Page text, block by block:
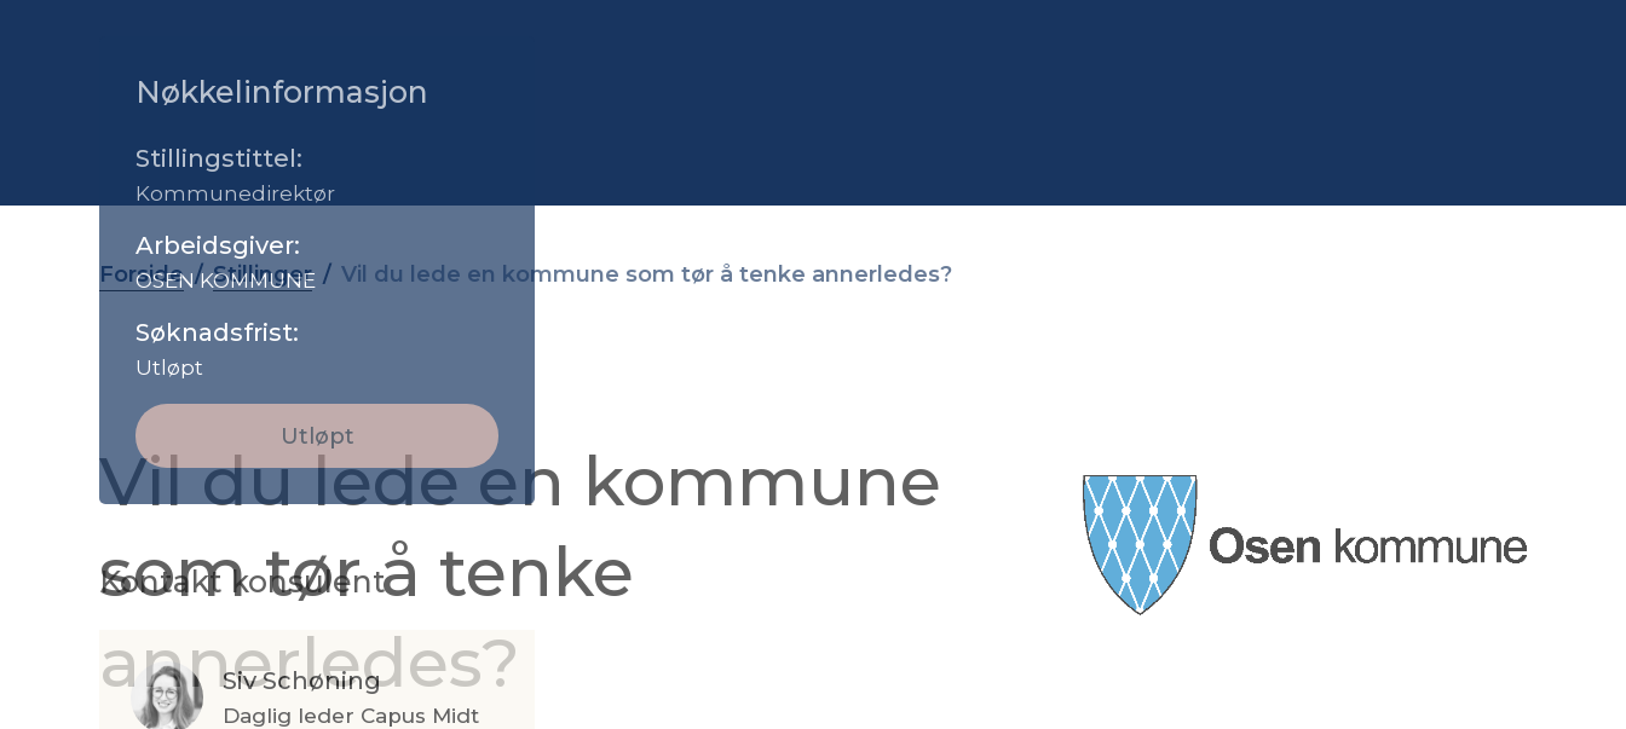
Forside Stillinger Vil du lede en kommune som tør å tenke annerledes?
Vil du lede en kommune
som tør å tenke
annerledes?
Nøkkelinformasjon
Stillingstittel:
Kommunedirektør
Arbeidsgiver:
OSEN KOMMUNE
Søknadsfrist:
Utløpt
Utløpt
Kontakt konsulent
Siv Schøning
Daglig leder Capus Midt